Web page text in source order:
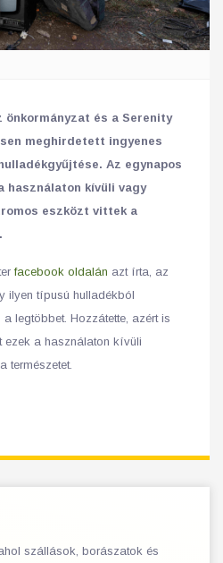
önkormányzat és a Serenity
meghirdetett ingyenes
Az egynapos
használaton kívüli vagy
eszközt vittek a
facebook oldalán azt írta, az
ilyen típusú hulladékból
legtöbbet. Hozzátette, azért is
ezek a használaton kívüli
természetet.
szállások, borászatok és